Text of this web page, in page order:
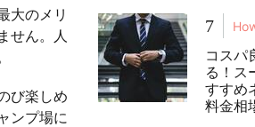
大のメリ
せん。人
び楽しめ
ンプ場に
7
コスパ
る！ス
すすめ
料金相